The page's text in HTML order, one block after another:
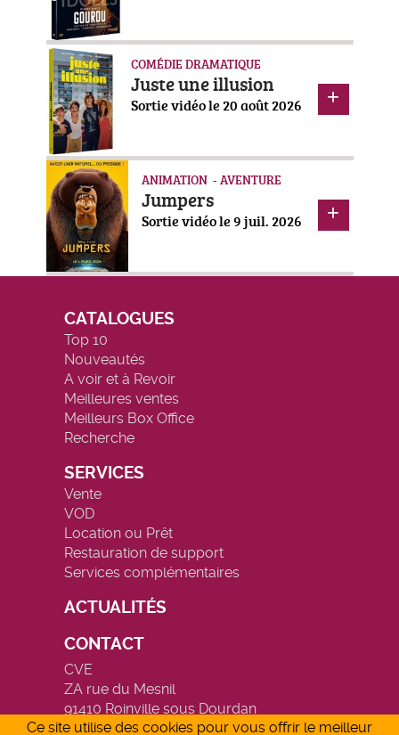
COMÉDIE DRAMATIQUE
Juste une illusion
Sortie vidéo le 20 août 2026
ANIMATION - AVENTURE
Jumpers
Sortie vidéo le 9 juil. 2026
CATALOGUES
Top 10
Nouveautés
A voir et à Revoir
Meilleures ventes
Meilleurs Box Office
Recherche
SERVICES
Vente
VOD
Location ou Prêt
Restauration de support
Services complémentaires
ACTUALITÉS
CONTACT
CVE
ZA rue du Mesnil
91410 Roinville sous Dourdan
Tél. : 01 64 56 57 55
Ce site utilise des cookies pour vous offrir le meilleur